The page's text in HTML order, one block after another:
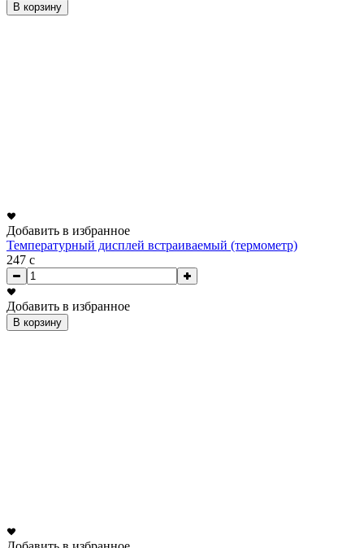
В корзину
Добавить в избранное
Температурный дисплей встраиваемый (термометр)
247 c
Добавить в избранное
В корзину